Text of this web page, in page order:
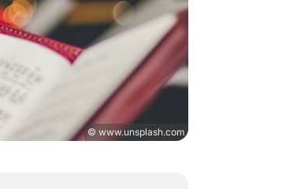
© www.unsplash.com